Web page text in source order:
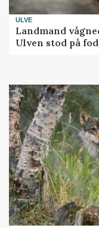
ULVE
Landmand
Ulven stod på